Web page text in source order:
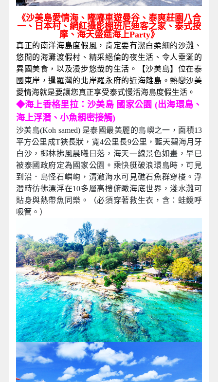
《沙美島愛情海、嘟嘟車遊曼谷、泰爽莊園八合
一、日本村、網紅攝影棚班尼迪客之家、泰式按
摩、海天盛筵海上Party》
真正的南洋海島度假風，肯定要有潔白柔細的沙灘、
悠閒的海灘渡假村、精采絕倫的夜生活、令人垂涎的
異國美食，以及漫步悠哉的生活。【沙美島】位在泰
國東岸，暹羅灣的北岸羅永府的近海離島。熱戀沙美
愛情海就是要讓您真正享受泰式慢活海島度假生活。
◆海上香格里拉：沙美島 國家公園 (出海環島、
海上浮潛、小魚親密接觸)
沙美島(Koh samed) 是泰國最美麗的島嶼之一，面積13
平方公里成T狹長狀，寬4公里長9公里，藍天碧海月牙
白沙，椰林拂風晨曦日落，海天一線景色如畫，早已
被泰國政府定為國家公園。乘快艇破浪環島時，可見
到沿．島怪石嶙峋，清澈海水可見礁石魚群穿梭。浮
潛時彷彿漂浮在10多層高樓俯瞰海底世界，淺水灘可
貼身與熱帶魚同樂。（必須穿著救生衣，含：蛙鏡呼
吸管。）